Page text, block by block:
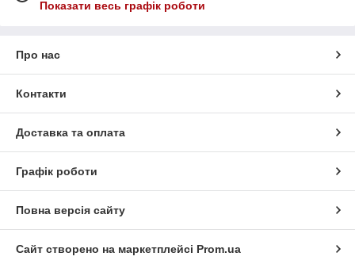
Показати весь графік роботи
Про нас
Контакти
Доставка та оплата
Графік роботи
Повна версія сайту
Сайт створено на маркетплейсі Prom.ua